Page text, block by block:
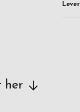
her